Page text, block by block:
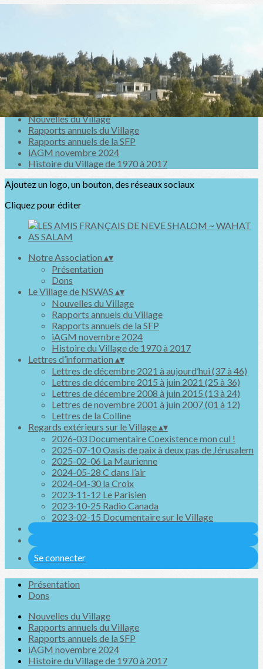
Menu
<
>
Nouvelles du Village
Rapports annuels du Village
Rapports annuels de la SFP
iAGM novembre 2024
Histoire du Village de 1970 à 2017
Ajoutez un logo, un bouton, des réseaux sociaux
Cliquez pour éditer
Notre Association ▴▾
Présentation
Dons
Le Village de NSWAS ▴▾
Nouvelles du Village
Rapports annuels du Village
Rapports annuels de la SFP
iAGM novembre 2024
Histoire du Village de 1970 à 2017
Lettres d’information ▴▾
Lettres de décembre 2021 à aujourd’hui (37 à 46)
Lettres de décembre 2015 à juin 2021 (25 à 36)
Lettres de décembre 2008 à juin 2015 (13 à 24)
Lettres de novembre 2001 à juin 2007 (01 à 12)
Lettres de la Colline
Regards extérieurs sur le Village▴▾
2026-03 Documentaire Coexistence mon cul !
2025-07-10 Oasis de paix à deux pas de Jérusalem
2025-02-06 La Maurienne
2024-05-28 C dans l’air
2024-04-30 la Croix
2023-11-12 Le Parisien
2023-10-25 Radio Canada
2023-02-15 Documentaire sur le Village
Se connecter
Présentation
Dons
Nouvelles du Village
Rapports annuels du Village
Rapports annuels de la SFP
iAGM novembre 2024
Histoire du Village de 1970 à 2017